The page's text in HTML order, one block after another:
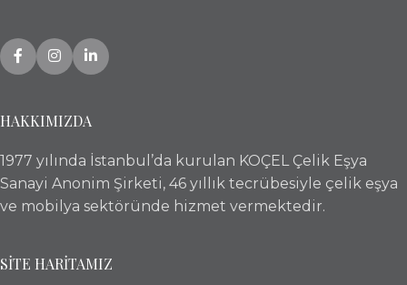
HAKKIMIZDA
1977 yılında İstanbul’da kurulan KOÇEL Çelik Eşya
Sanayi Anonim Şirketi, 46 yıllık tecrübesiyle çelik eşya
ve mobilya sektöründe hizmet vermektedir.
SİTE HARİTAMIZ